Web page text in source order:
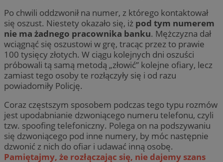
Po chwili oddzwonił na numer, z którego kontaktował
się oszust. Niestety okazało się, iż pod tym numerem
nie ma żadnego pracownika banku. Mężczyzna dał
wciągnąć się oszustowi w grę, tracąc przez to prawie
100 tysięcy złotych. W ciągu kolejnych dni oszuści
próbowali tą samą metodą „złowić” kolejne ofiary, lecz
zamiast tego osoby te rozłączyły się i od razu
powiadomiły Policję.
Coraz częstszym sposobem podczas tego typu rozmów
jest upodabnianie dzwoniącego numeru telefonu, czyli
tzw. spoofing telefoniczny. Polega on na podszywaniu
się dzwoniącego pod inne numery, by móc następnie
dzwonić z nich do ofiar i udawać inną osobę.
Pamiętajmy, że rozłączając się, nie dajemy szans